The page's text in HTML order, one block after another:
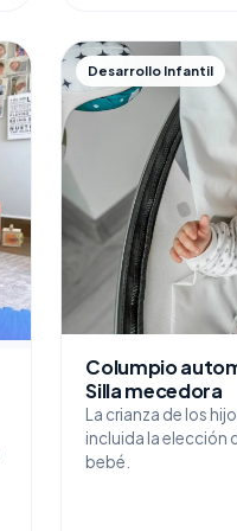
Desarrollo Infantil
Columpio
Silla mecedora
La crianza de los
incluida la elección
bebé.